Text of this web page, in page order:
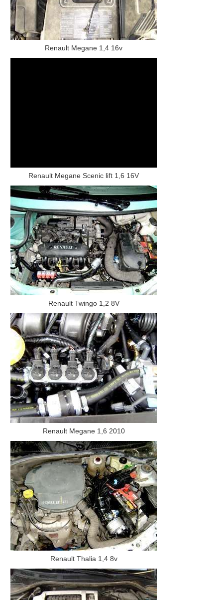
Renault Megane 1,4 16v
Renault Megane Scenic lift 1,6 16V
Renault Twingo 1,2 8V
Renault Megane 1,6 2010
Renault Thalia 1,4 8v